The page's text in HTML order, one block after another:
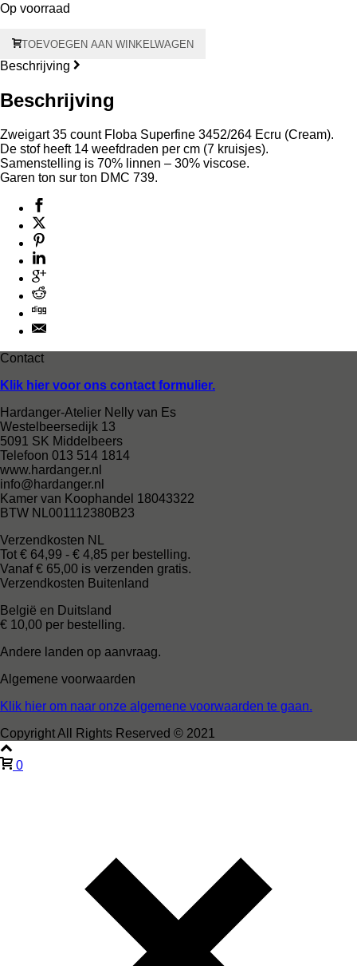
Op voorraad
Superfine
14
–
35
Ecru
(Cream)
3452/264
Coupon
aantal
TOEVOEGEN AAN WINKELWAGEN
Beschrijving
Beschrijving
Zweigart 35 count Floba Superfine 3452/264 Ecru (Cream).
De stof heeft 14 weefdraden per cm (7 kruisjes).
Samenstelling is 70% linnen – 30% viscose.
Garen ton sur ton DMC 739.
Contact
Klik hier voor ons contact formulier.
Hardanger-Atelier Nelly van Es
Westelbeersedijk 13
5091 SK Middelbeers
Telefoon 013 514 1814
www.hardanger.nl
info@hardanger.nl
Kamer van Koophandel 18043322
BTW NL001112380B23
Verzendkosten NL
Tot € 64,99 - € 4,85 per bestelling.
Vanaf € 65,00 is verzenden gratis.
Verzendkosten Buitenland
België en Duitsland
€ 10,00 per bestelling.
Andere landen op aanvraag.
Algemene voorwaarden
Klik hier om naar onze algemene voorwaarden te gaan.
Copyright All Rights Reserved © 2021
0